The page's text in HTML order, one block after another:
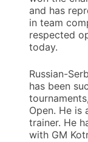
and has
in team
respected
today.
Russian-
has been
Open. He is
trainer. He
with GM